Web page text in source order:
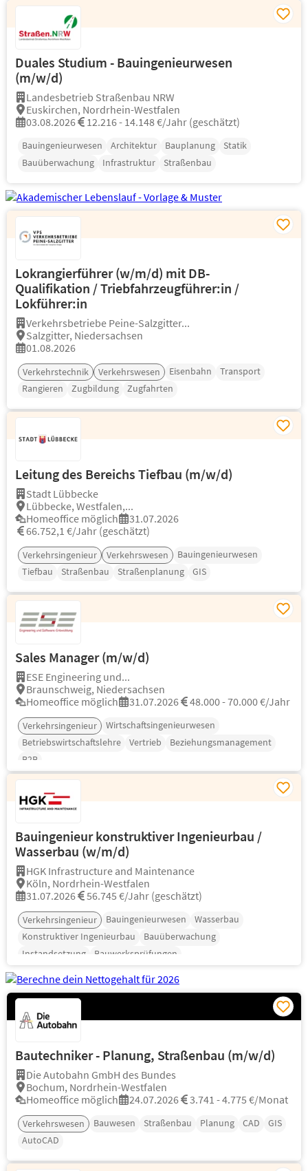
Duales Studium - Bauingenieurwesen
(m/w/d)
Landesbetrieb Straßenbau NRW
Euskirchen, Nordrhein-Westfalen
03.08.2026
12.216 - 14.148 €/Jahr (geschätzt)
Bauingenieurwesen Architektur Bauplanung
Statik
Bauüberwachung
Infrastruktur Straßenbau
Lokrangierführer (w/m/d) mit DB-
Qualifikation / Triebfahrzeugführer:in /
Lokführer:in
Verkehrsbetriebe Peine-Salzgitter...
Salzgitter, Niedersachsen
01.08.2026
Verkehrstechnik Verkehrswesen Eisenbahn
Transport
Rangieren
Zugbildung Zugfahrten
Leitung des Bereichs Tiefbau (m/w/d)
Stadt Lübbecke
Lübbecke, Westfalen,...
Homeoffice möglich
31.07.2026
66.752,1 €/Jahr (geschätzt)
Verkehrsingenieur Verkehrswesen
Bauingenieurwesen
Tiefbau
Straßenbau Straßenplanung GIS
Sales Manager (m/w/d)
ESE Engineering und...
Braunschweig, Niedersachsen
Homeoffice möglich
31.07.2026 48.000 - 70.000 €/Jahr
Verkehrsingenieur
Wirtschaftsingenieurwesen
Betriebswirtschaftslehre
Vertrieb
Beziehungsmanagement
B2B
Bauingenieur konstruktiver Ingenieurbau /
Wasserbau (w/m/d)
HGK Infrastructure and Maintenance
Köln, Nordrhein-Westfalen
31.07.2026
56.745 €/Jahr (geschätzt)
Verkehrsingenieur Bauingenieurwesen
Wasserbau
Konstruktiver Ingenieurbau
Bauüberwachung
Instandsetzung
Bauwerksprüfungen
Bautechniker - Planung, Straßenbau (m/w/d)
Die Autobahn GmbH des Bundes
Bochum, Nordrhein-Westfalen
Homeoffice möglich
24.07.2026 3.741 - 4.775 €/Monat
Verkehrswesen Bauwesen Straßenbau Planung CAD
GIS
AutoCAD